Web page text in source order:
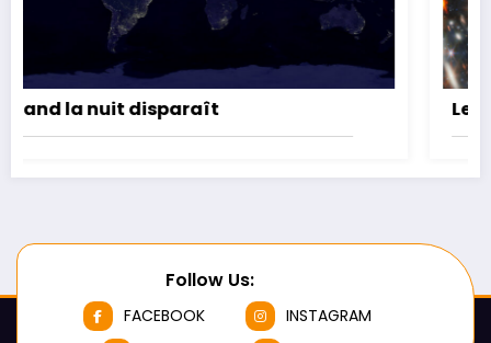
Le secteur noir de
Follow Us:
FACEBOOK
INSTAGRAM